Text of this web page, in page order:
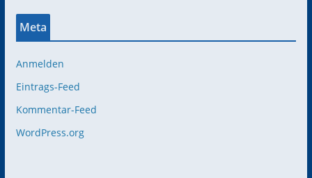
Meta
Anmelden
Eintrags-Feed
Kommentar-Feed
WordPress.org